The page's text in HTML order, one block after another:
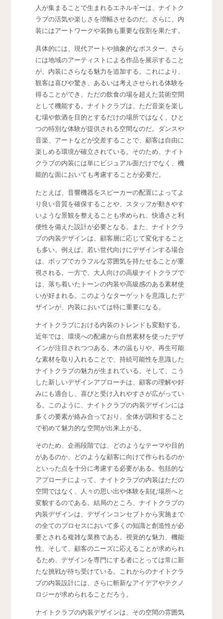
人が集まることで生まれるエネルギーは、ナイトク
ラブの活気や楽しさを増幅させるのだ。さらに、内
装にはアートワークや装飾も重要な役割を果たす。
具体的には、現代アートや抽象的なポスター、さら
には地域のアーティストによる作品を展示すること
が、内装にさらなる魅力を追加する。これにより、
観客は喜びや驚き、あるいは考えさせられる体験を
得ることができ、ただの飲食の場を超えた芸術空間
として機能する。ナイトクラブは、ただ音楽を楽し
む場や飲酒を目的とするだけの場所ではなく、ひと
つの特別な体験が提供される空間なのだ。ダンスや
音楽、アートなどが交差することで、顧客は自由に
楽しめる環境が確立されている。そのため、ナイト
クラブの内装には単にビジュアル面だけでなく、機
能的な面においても考慮することが必要だ。
たとえば、音響機器をスピーカーの配置によってよ
り良い音質を確保することや、スタッフが動きやす
いような景観を整えることも求められ、快適さと利
便性を備えた設計が必要となる。また、ナイトクラ
ブの内装デザインは、顧客層に応じて変化すること
も多い。例えば、若い世代向けにデザインする場合
は、ポップでカラフルな雰囲気を持たせることが重
視される。一方で、大人向けの高級ナイトクラブで
は、落ち着いたトーンの内装や高級感のある素材使
いが好まれる。このようなターゲットを意識したデ
ザインが、内装においては特に重要になる。
ナイトクラブにおける内装のトレンドも変動する。
近年では、環境への配慮から自然素材を使ったデザ
インが注目されつつある。木の温もりや、再生可能
な素材を取り入れることで、持続可能性を意識した
ナイトクラブの魅力が生まれている。そして、こう
した新しいデザインアプローチは、顧客の理解や好
みにも適合し、喜びと受け入れやすさが広がってい
る。このように、ナイトクラブの内装デザインには
多くの要素が絡み合っており、全体が調和すること
で初めて魅力的な空間が出来上がる。
そのため、企画段階では、どのようなテーマや目的
があるのか、どのような顧客に向けて作られるのか
といった点を十分に考慮する必要がある。包括的な
アプローチによって、ナイトクラブの内装はただの
空間ではなく、人々の思い出や体験を刻む場所へと
変貌するのである。結局のところ、ナイトクラブの
内装デザインは、デザインコンセプトから実施まで
の全てのプロセスにおいて多くの知識と創造性が必
要とされる複雑な業務である。視覚的な魅力、機能
性、そして、顧客のニーズに応えることが求められ
るため、デザインを専門にする者にとっては常に新
たな挑戦が待ち受けている。これからのナイトクラ
ブの内装設計には、さらに斬新なアイデアやテクノ
ロジーが求められることだろう。
ナイトクラブの内装デザインは、その空間の雰囲気